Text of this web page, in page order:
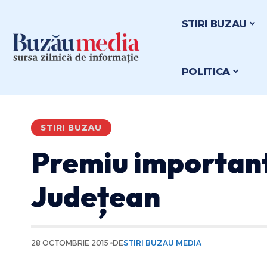
STIRI BUZAU
POLITICA
STIRI BUZAU
Premiu
Județean
28 OCTOMBRIE 2015 DESTIRI BUZAU MEDIA